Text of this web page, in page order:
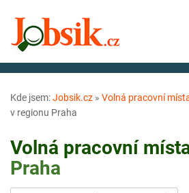
Kde jsem:Jobsik.cz » Volná pracovní
v regionu Praha
Volná pracovní
Praha